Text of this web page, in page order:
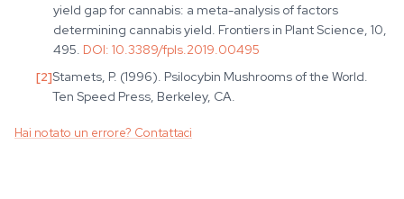
yield gap for cannabis: a meta-analysis of factors
determining cannabis yield. Frontiers in Plant Science, 10,
495. DOI: 10.3389/fpls.2019.00495
[2]Stamets, P. (1996). Psilocybin Mushrooms of the World.
Ten Speed Press, Berkeley, CA.
Hai notato un errore? Contattaci